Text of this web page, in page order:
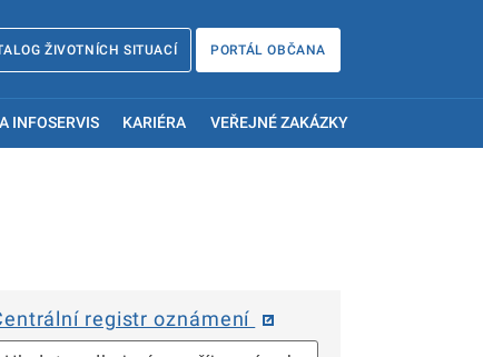
ŽIVOTNÍCH SITUACÍ PORTÁL OBČANA
INFOSERVIS KARIÉRA VEŘEJNÉ ZAKÁZKY
registr oznámení